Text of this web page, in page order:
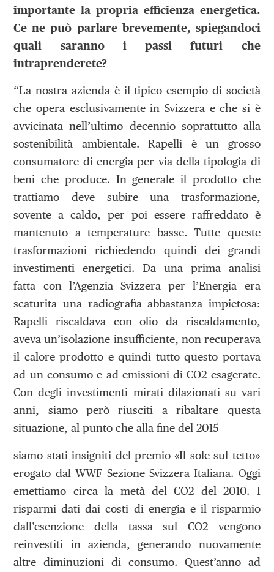
importante la propria efficienza energetica.
Ce ne può parlare brevemente, spiegandoci
quali saranno i passi futuri che
intraprenderete?
“La nostra azienda è il tipico esempio di società
che opera esclusivamente in Svizzera e che si è
avvicinata nell’ultimo decennio soprattutto alla
sostenibilità ambientale. Rapelli è un grosso
consumatore di energia per via della tipologia di
beni che produce. In generale il prodotto che
trattiamo deve subire una trasformazione,
sovente a caldo, per poi essere raffreddato è
mantenuto a temperature basse. Tutte queste
trasformazioni richiedendo quindi dei grandi
investimenti energetici. Da una prima analisi
fatta con l’Agenzia Svizzera per l’Energia era
scaturita una radiografia abbastanza impietosa:
Rapelli riscaldava con olio da riscaldamento,
aveva un’isolazione insufficiente, non recuperava
il calore prodotto e quindi tutto questo portava
ad un consumo e ad emissioni di CO2 esagerate.
Con degli investimenti mirati dilazionati su vari
anni, siamo però riusciti a ribaltare questa
situazione, al punto che alla fine del 2015
siamo stati insigniti del premio «Il sole sul tetto»
erogato dal WWF Sezione Svizzera Italiana. Oggi
emettiamo circa la metà del CO2 del 2010. I
risparmi dati dai costi di energia e il risparmio
dall’esenzione della tassa sul CO2 vengono
reinvestiti in azienda, generando nuovamente
altre diminuzioni di consumo. Quest’anno ad